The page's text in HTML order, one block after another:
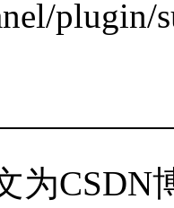
plugin/
为CSDN